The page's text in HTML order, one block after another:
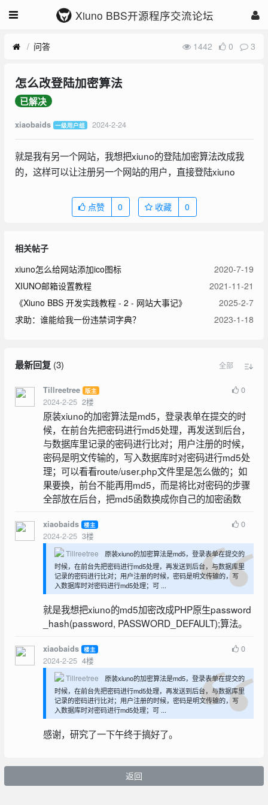
Xiuno BBS开源程序交流论坛
问答 1442 0 3
怎么改登陆加密算法
已解决
xiaobaids 一级用户组 2024-2-24
就是我有另一个网站，我想把xiuno的登陆加密算法改成我
的，这样可以让注册另一个网站的用户，直接登陆xiuno
点赞 0 收藏 0
相关帖子
xiuno怎么给网站添加ico图标
2020-7-19
XIUNO邮箱设置教程
2021-11-21
《Xiuno BBS 开发实践教程 - 2 - 网站大事记》
2025-2-7
求助：谁能给我一份违禁词字典？
2023-1-18
最新回复(3) 全部
Tillreetree 版主
2024-2-25 2楼
0
原装xiuno的加密算法是md5，登录表单在提交的时
候，在前台先把密码进行md5处理，再发送到后台，
与数据库里记录的密码进行比对；用户注册的时候，
密码是明文传输的，写入数据库时对密码进行md5处
理；可以看看route/user.php文件里是怎么做的；如
果要换，前台不能再用md5，而是将比对密码的步骤
全部放在后台，把md5函数换成你自己的加密函数
xiaobaids 楼主
2024-2-25 3楼
0
Tillreetree
原装xiuno的加密算法是md5，登录表单在提交的
时候，在前台先把密码进行md5处理，再发送到后台，与数据库里
记录的密码进行比对；用户注册的时候，密码是明文传输的，写
入数据库时对密码进行md5处理；可 ...
就是我想把xiuno的md5加密改成PHP原生password
_hash(password, PASSWORD_DEFAULT);算法。
xiaobaids 楼主
2024-2-25 4楼
0
Tillreetree
原装xiuno的加密算法是md5，登录表单在提交的
时候，在前台先把密码进行md5处理，再发送到后台，与数据库里
记录的密码进行比对；用户注册的时候，密码是明文传输的，写
入数据库时对密码进行md5处理；可 ...
感谢，研究了一下午终于搞好了。
返回